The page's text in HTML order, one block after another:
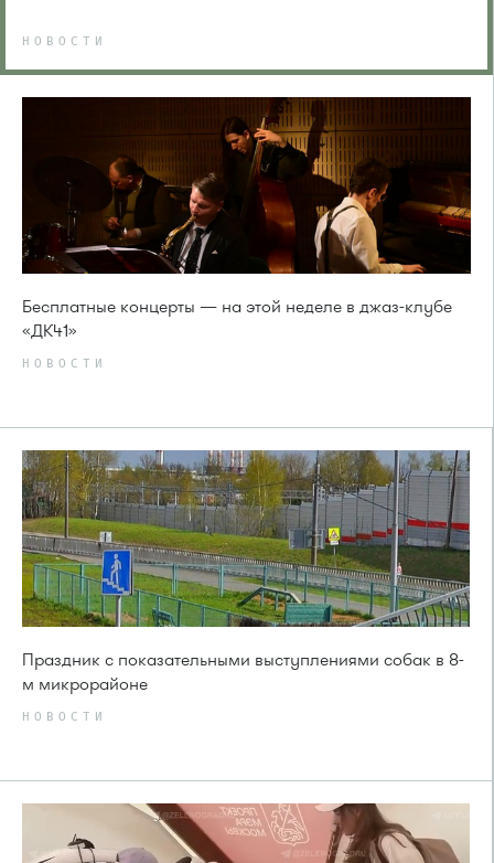
НОВОСТИ
Бесплатные концерты — на этой неделе в джаз-клубе
«ДК41»
НОВОСТИ
Праздник с показательными выступлениями собак в 8-
м микрорайоне
НОВОСТИ